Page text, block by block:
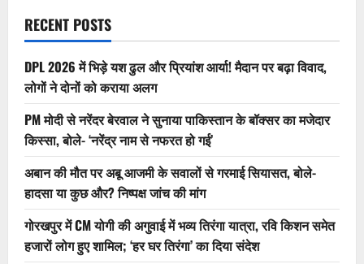
RECENT POSTS
DPL 2026 में भिड़े यश ढुल और प्रियांश आर्या! मैदान पर बढ़ा विवाद,
लोगों ने दोनों को कराया अलग
PM मोदी से नरेंदर बेरवाल ने सुनाया पाकिस्तान के बॉक्सर का मजेदार
किस्सा, बोले- ‘नरेंद्र नाम से नफरत हो गई’
अबान की मौत पर अबू आजमी के सवालों से गरमाई सियासत, बोले-
हादसा या कुछ और? निष्पक्ष जांच की मांग
गोरखपुर में CM योगी की अगुवाई में भव्य तिरंगा यात्रा, रवि किशन समेत
हजारों लोग हुए शामिल; ‘हर घर तिरंगा’ का दिया संदेश